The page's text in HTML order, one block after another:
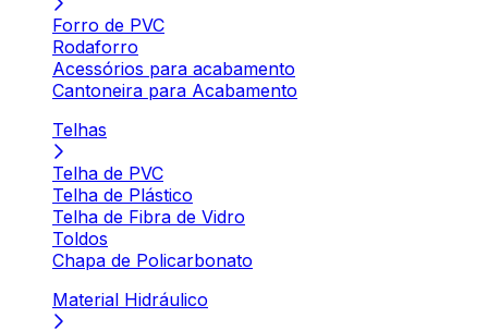
Forro de PVC
Rodaforro
Acessórios para acabamento
Cantoneira para Acabamento
Telhas
Telha de PVC
Telha de Plástico
Telha de Fibra de Vidro
Toldos
Chapa de Policarbonato
Material Hidráulico